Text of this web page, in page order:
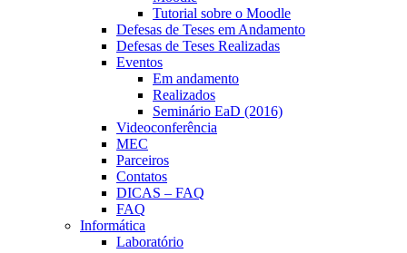
Tutorial sobre o Moodle
Defesas de Teses em Andamento
Defesas de Teses Realizadas
Eventos
Em andamento
Realizados
Seminário EaD (2016)
Videoconferência
MEC
Parceiros
Contatos
DICAS – FAQ
FAQ
Informática
Laboratório